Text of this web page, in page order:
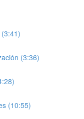
(3:36)
(10:55)